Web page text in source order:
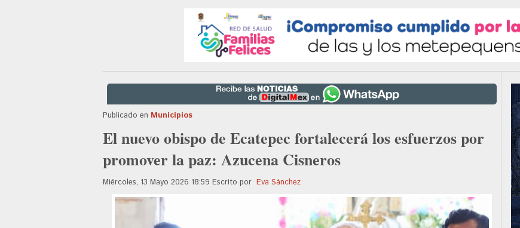
Publicado en Municipios
El nuevo obispo de Ecatepec fortalecerá los esfuerzos por
promover la paz: Azucena Cisneros
Miércoles, 13 Mayo 2026 18:59 Escrito por Eva Sánchez